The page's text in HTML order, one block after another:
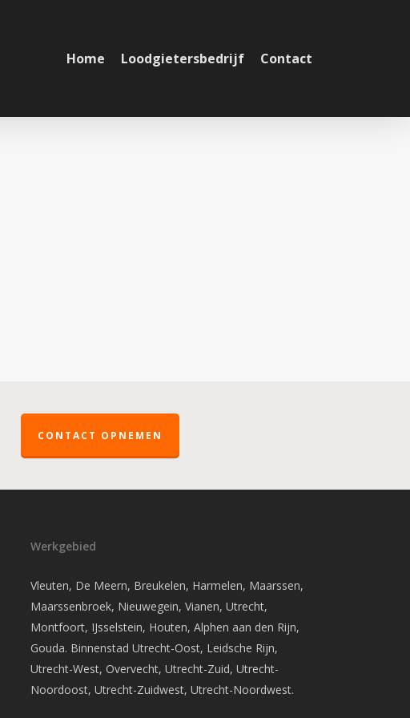
Home Loodgietersbedrijf Contact
CONTACT OPNEMEN
Werkgebied
Vleuten, De Meern, Breukelen, Harmelen, Maarssen,
Maarssenbroek, Nieuwegein, Vianen, Utrecht,
Montfoort, IJsselstein, Houten, Alphen aan den Rijn,
Gouda. Binnenstad Utrecht-Oost, Leidsche Rijn,
Utrecht-West, Overvecht, Utrecht-Zuid, Utrecht-
Noordoost, Utrecht-Zuidwest, Utrecht-Noordwest.